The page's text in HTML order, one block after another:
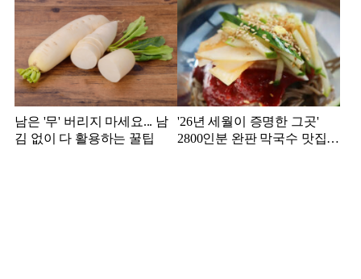
일
이는?
남은 '무' 버리지 마세요... 남
김 없이 다 활용하는 꿀팁
'26년 세월이 증명한 그곳'
2800인분 완판 막국수 맛집